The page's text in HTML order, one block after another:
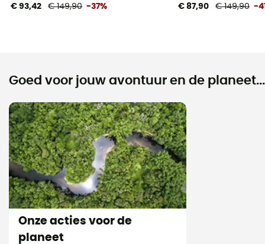
€ 93,42 € 149,90 -37% € 87,90 € 149,90 -
Goed voor jouw avontuur en de planeet...
Onze acties voor de
planeet